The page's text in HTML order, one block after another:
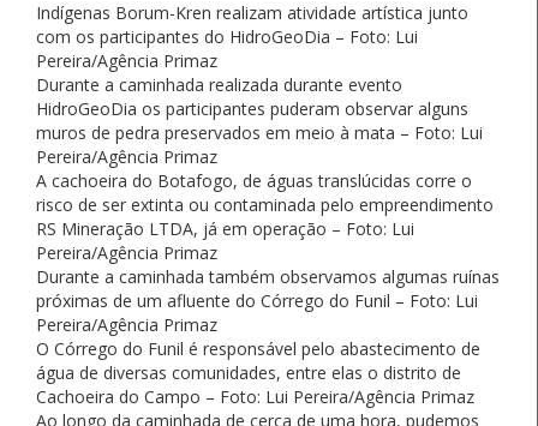
Indígenas Borum-Kren realizam atividade artística junto
com os participantes do HidroGeoDia – Foto: Lui
Pereira/Agência Primaz
Durante a caminhada realizada durante evento
HidroGeoDia os participantes puderam observar alguns
muros de pedra preservados em meio à mata – Foto: Lui
Pereira/Agência Primaz
A cachoeira do Botafogo, de águas translúcidas corre o
risco de ser extinta ou contaminada pelo empreendimento
RS Mineração LTDA, já em operação – Foto: Lui
Pereira/Agência Primaz
Durante a caminhada também observamos algumas ruínas
próximas de um afluente do Córrego do Funil – Foto: Lui
Pereira/Agência Primaz
O Córrego do Funil é responsável pelo abastecimento de
água de diversas comunidades, entre elas o distrito de
Cachoeira do Campo – Foto: Lui Pereira/Agência Primaz
Ao longo da caminhada de cerca de uma hora, pudemos